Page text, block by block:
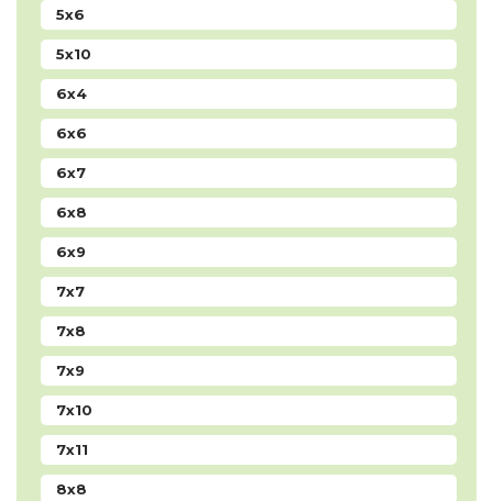
5x6
5x10
6x4
6x6
6x7
6x8
6x9
7x7
7x8
7x9
7x10
7x11
8x8